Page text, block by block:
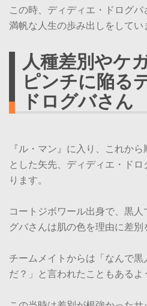
この時、ディディエ・ドログ
満帆な人生の歩み出しをしてい
人種差別やケ
ピンチに陥る
ドログバさん
『ル・マン』に入り、これか
とした矢先、ディディエ・ド
ります。
コートジボワール出身で、黒
グバさんは肌の色を理由に差別
チームメイトからは「なんで
だ？」と言われたこともあるよ